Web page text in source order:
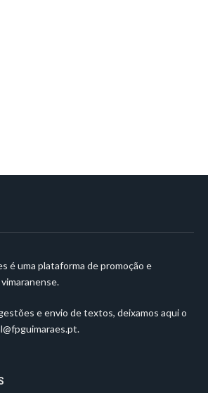
é uma plataforma de promoção e
e envio de textos, deixamos aqui o
.